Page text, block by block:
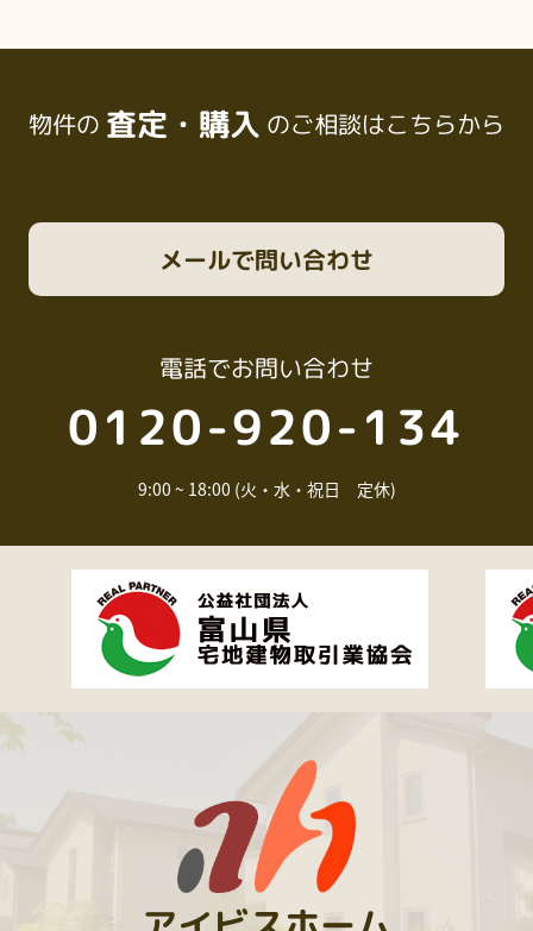
物件の 査定・購入 のご相談はこちらから
電話でお問い合わせ
0120-920-134
9:00 ~ 18:00 (火・水・祝日 定休)
メールで問い合わせ